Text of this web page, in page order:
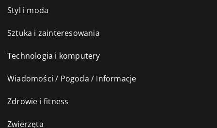
Styl i moda
Sztuka i zainteresowania
Technologia i komputery
Wiadomości / Pogoda / Informacje
Zdrowie i fitness
Zwierzęta